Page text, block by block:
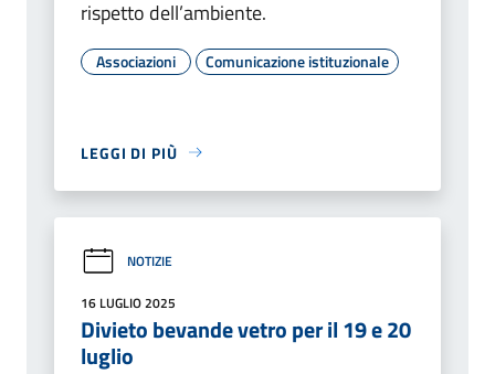
rispetto dell’ambiente.
Associazioni Comunicazione istituzionale
LEGGI DI PIÙ
NOTIZIE
16 LUGLIO 2025
Divieto bevande vetro per il 19 e 20
luglio